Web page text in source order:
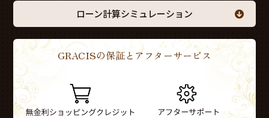
ローン計算シミュレーション
GRACISの保証とアフターサービス